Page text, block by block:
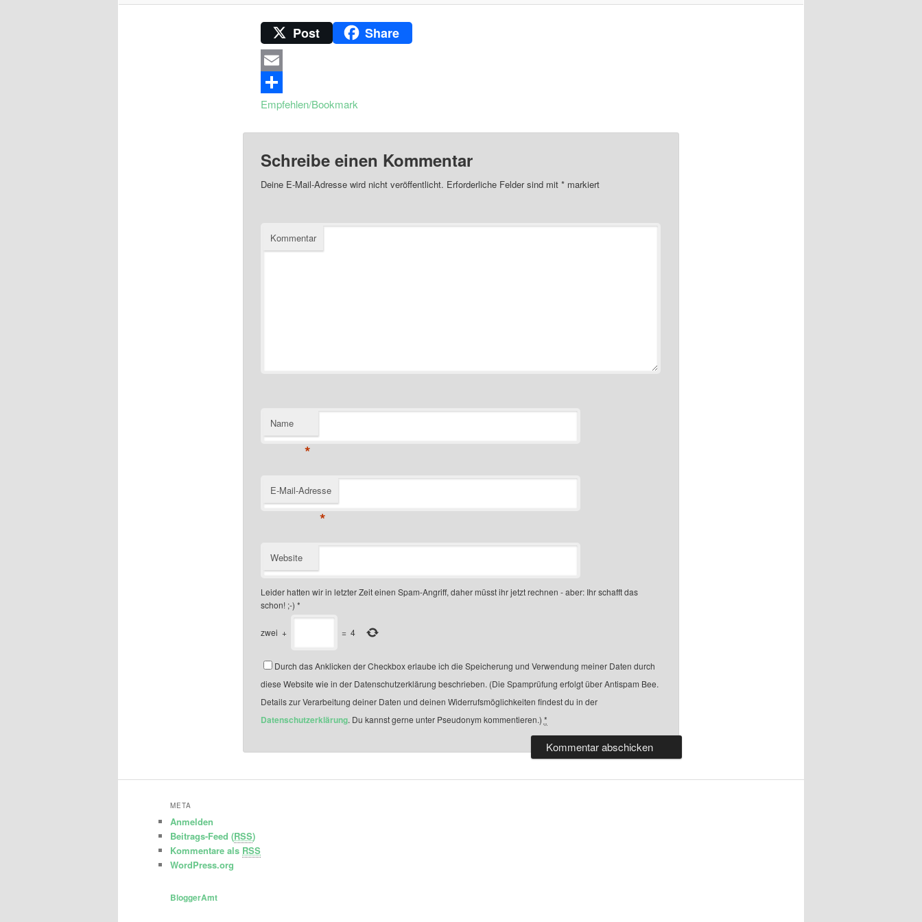
Post Share
Email
Empfehlen/Bookmark
Schreibe einen Kommentar
Deine E-Mail-Adresse wird nicht veröffentlicht. Erforderliche Felder sind mit *markiert
Kommentar
Name
*
E-Mail-Adresse
*
Website
Leider hatten wir in letzter Zeit einen Spam-Angriff, daher müsst ihr jetzt rechnen - aber: Ihr schafft das
schon! ;-) *
zwei + = 4
Durch das Anklicken der Checkbox erlaube ich die Speicherung und Verwendung meiner Daten durch
diese Website wie in der Datenschutzerklärung beschrieben. (Die Spamprüfung erfolgt über Antispam Bee.
Details zur Verarbeitung deiner Daten und deinen Widerrufsmöglichkeiten findest du in der
Datenschutzerklärung. Du kannst gerne unter Pseudonym kommentieren.) *
META
Anmelden
Beitrags-Feed (RSS)
Kommentare als RSS
WordPress.org
BloggerAmt